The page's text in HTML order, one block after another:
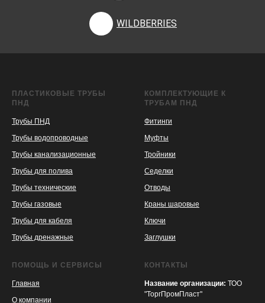
KASPI
SATU
WILDBERRIES
WILDBERRIES
ПЛАСТИКОВЫЕ ТРУБЫ
ПНД
Трубы ПНД
Трубы водопроводные
Трубы канализационные
Трубы для полива
Трубы технические
Трубы газовые
Трубы для кабеля
Трубы дренажные
КОМПЛЕКТУЮЩИЕ К
ТРУБАМ ПНД
Фитинги
Муфты
Тройники
Седелки
Отводы
Краны шаровые
Ключи
Заглушки
ПОМОЩЬ И СЕРВИСЫ
Главная
О компании
КОНТАКТЫ
Название организации: ТОО
"ТоргПромПласт"